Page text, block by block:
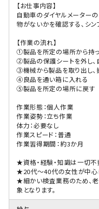
【お仕事内容】
自動車のダイヤルメーター
物がないかを確認する、シン
【作業の流れ】
①製品を所定の場所から持っ
②製品の保護シートを外し、
③機械から製品を取り出し
④良品を通い箱に入れる
⑤製品を所定の場所に戻す
作業形態：個人作業
作業姿勢：立ち作業
体力：必要なし
作業スピード：普通
作業習得期間：約3か月
★資格・経験・知識は一切不
★20代〜40代の女性が中心
★細かい検査業務のため、
象となります。